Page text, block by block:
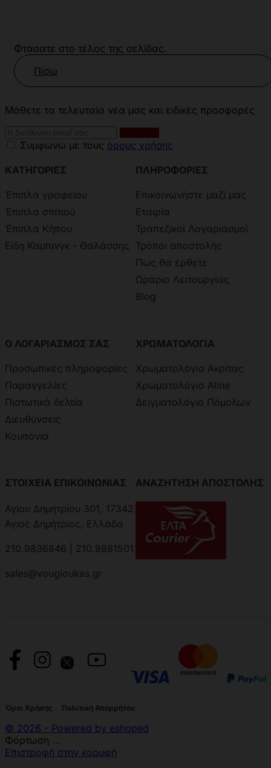
Φτάσατε στο τέλος της σελίδας.
Πίσω
Μάθετε τα τελευταία νέα μας και ειδικές προσφορές
Συμφωνώ με τους όρους χρήσης
ΚΑΤΗΓΟΡΙΕΣ
Έπιπλα γραφείου
Έπιπλα σπιτιού
Έπιπλα Κήπου
Είδη Καμπινγκ - Θαλάσσης
ΠΛΗΡΟΦΟΡΙΕΣ
Επικοινωνήστε μαζί μας
Εταιρία
Τραπεζικοί Λογαριασμοί
Τρόποι αποστολής
Πως θα έρθετε
Ωράριο Λειτουργίας
Blog
Ο ΛΟΓΑΡΙΑΣΜΟΣ ΣΑΣ
Προσωπικές πληροφορίες
Παραγγελίες
Πιστωτικά δελτία
Διευθύνσεις
Κουπόνια
ΧΡΩΜΑΤΟΛΟΓΙΑ
Χρωματολόγιο Ακρίτας
Χρωματολόγιο Aline
Δειγματολόγιο Πόμολων
ΣΤΟΙΧΕΙΑ ΕΠΙΚΟΙΝΩΝΙΑΣ
Αγίου Δημητρίου 301, 17342
Άγιος Δημήτριος, Ελλάδα
210.9836846 | 210.9881501
sales@vougioukas.gr
ΑΝΑΖΗΤΗΣΗ ΑΠΟΣΤΟΛΗΣ
Όροι Χρήσης Πολιτική Απορρήτου
© 2026 - Powered by eshoped
Φόρτωση ...
Επιστροφή στην κορυφή